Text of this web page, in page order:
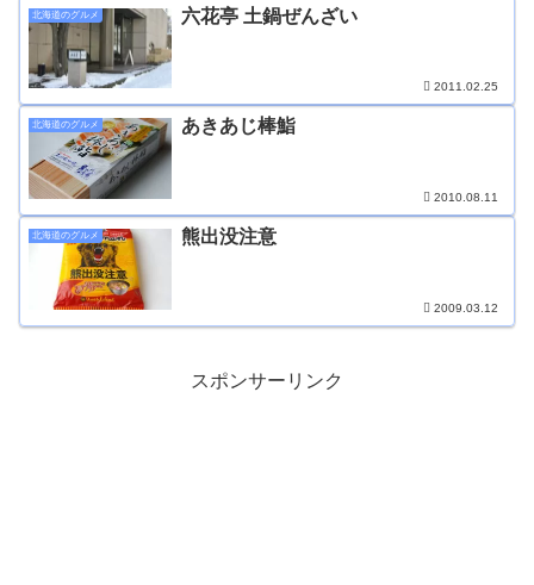
北海道のグルメ 六花亭 土鍋ぜんざい
2011.02.25
北海道のグルメ あきあじ棒鮨
2010.08.11
北海道のグルメ 熊出没注意
2009.03.12
スポンサーリンク